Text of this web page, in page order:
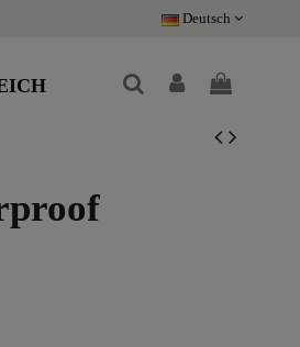
Deutsch